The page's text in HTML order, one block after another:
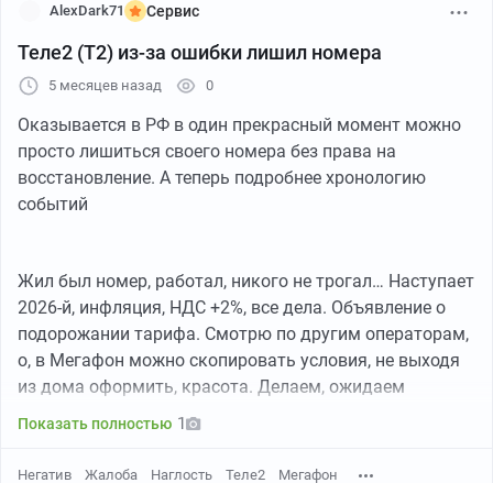
AlexDark71 Сервис
Теле2 (Т2) из-за ошибки лишил номера
5 месяцев назад 0
Оказывается в РФ в один прекрасный момент можно
просто лишиться своего номера без права на
восстановление. А теперь подробнее хронологию
событий
Жил был номер, работал, никого не трогал… Наступает
2026-й, инфляция, НДС +2%, все дела. Объявление о
подорожании тарифа. Смотрю по другим операторам,
о, в Мегафон можно скопировать условия, не выходя
из дома оформить, красота. Делаем, ожидаем
перенос, но он через сутки стопорится, типа “плохой”
пошел, а перенос вдруг сам собой возобновился.
Показать полностью 1
Негатив Жалоба Наглость Теле2 Мегафон